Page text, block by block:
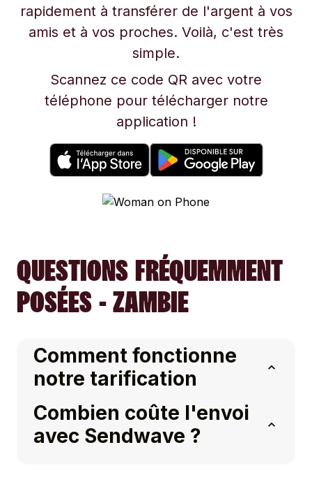
rapidement à transférer de l'argent à vos
amis et à vos proches. Voilà, c'est très
simple.
Scannez ce code QR avec votre
téléphone pour télécharger notre
application !
QUESTIONS FRÉQUEMMENT
POSÉES - ZAMBIE
Comment fonctionne
notre tarification
Combien coûte l'envoi
avec Sendwave ?